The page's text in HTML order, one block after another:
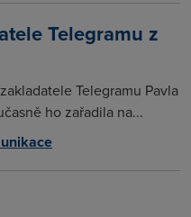
Telegramu z
Telegramu Pavla
ho zařadila na...